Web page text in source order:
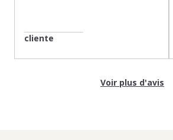
cliente
Voir plus d'avis